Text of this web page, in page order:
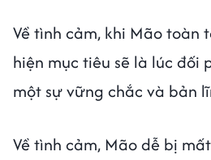
Về tình cảm, khi Mão toàn
hiện mục tiêu sẽ là lúc đối
một sự vững chắc và bản
Về tình cảm, Mão dễ bị